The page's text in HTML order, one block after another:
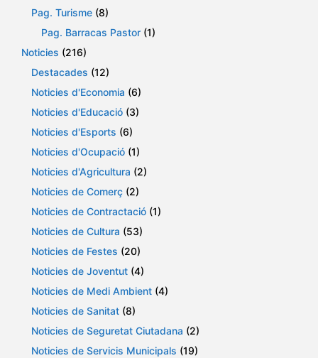
Pag. Turisme (8)
Pag. Barracas Pastor (1)
Noticies (216)
Destacades (12)
Noticies d'Economia (6)
Noticies d'Educació (3)
Noticies d'Esports (6)
Noticies d'Ocupació (1)
Noticies d'Agricultura (2)
Noticies de Comerç (2)
Noticies de Contractació (1)
Noticies de Cultura (53)
Noticies de Festes (20)
Noticies de Joventut (4)
Noticies de Medi Ambient (4)
Noticies de Sanitat (8)
Noticies de Seguretat Ciutadana (2)
Noticies de Servicis Municipals (19)